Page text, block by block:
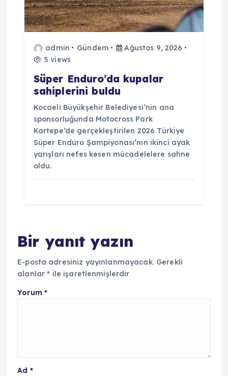
admin Gündem
Ağustos 9, 2026
5 views
Süper Enduro’da kupalar
sahiplerini buldu
Kocaeli Büyükşehir Belediyesi’nin ana
sponsorluğunda Motocross Park
Kartepe’de gerçekleştirilen 2026 Türkiye
Süper Enduro Şampiyonası’nın ikinci ayak
yarışları nefes kesen mücadelelere sahne
oldu.
Bir yanıt yazın
E-posta adresiniz yayınlanmayacak. Gerekli
alanlar* ile işaretlenmişlerdir
Yorum *
Ad *